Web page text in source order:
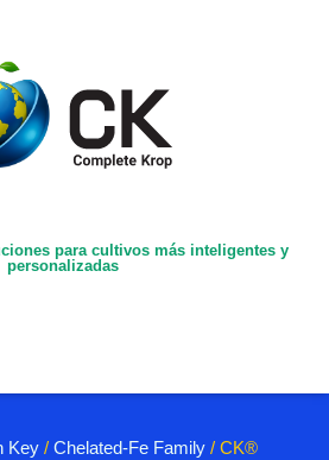
para cultivos más inteligentes y
personalizadas
Key / Chelated-Fe Family / CK®